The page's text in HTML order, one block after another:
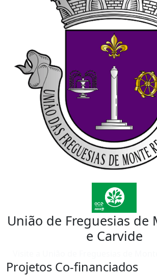
União de Freguesias de
e Carvide
Projetos Co-financiados